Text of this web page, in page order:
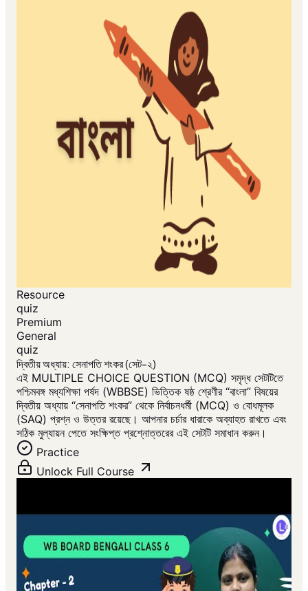
Resource
quiz
Premium
General
quiz
দ্বিতীয় অধ্যায়: সেনাপতি শংকর (সেট-২)
এই MULTIPLE CHOICE QUESTION (MCQ) সমৃদ্ধ সেটটিতে
পশ্চিমবঙ্গ মধ্যশিক্ষা পর্ষদ (WBBSE) ভিত্তিক ষষ্ঠ শ্রেণীর “বাংলা” বিষয়ের
দ্বিতীয় অধ্যায় “সেনাপতি শংকর” থেকে নির্বাচনধর্মী (MCQ) ও বোধমূলক
(SAQ) প্রশ্ন ও উত্তর রয়েছে। আপনার চর্চার ধারাকে অব্যাহত রাখতে এবং
সঠিক মুল্যায়ন পেতে সংক্ষিপ্ত প্রশ্নোত্তরের এই সেটটি সমাধান করুন।
Practice
Unlock Full Course